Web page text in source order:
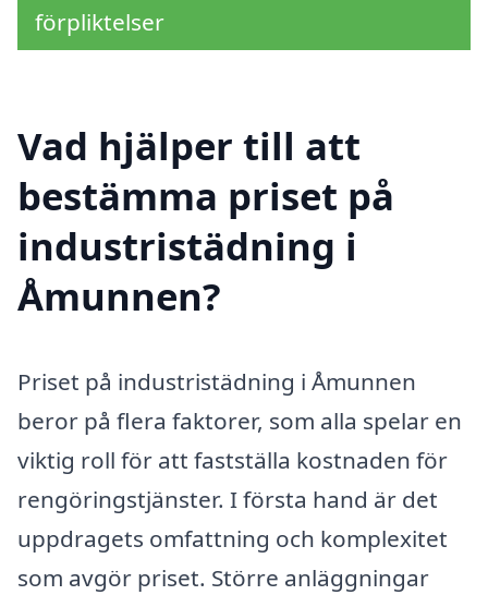
förpliktelser
Vad hjälper till att
bestämma priset på
industristädning i
Åmunnen?
Priset på industristädning i Åmunnen
beror på flera faktorer, som alla spelar en
viktig roll för att fastställa kostnaden för
rengöringstjänster. I första hand är det
uppdragets omfattning och komplexitet
som avgör priset. Större anläggningar